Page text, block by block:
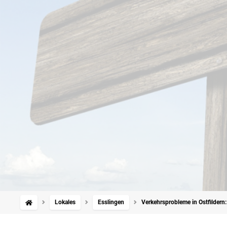
Lokales Esslingen Verkehrsprobleme in